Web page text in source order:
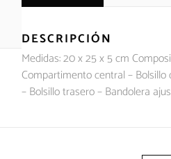
DESCRIPCIÓN
Medidas: 20 x 25 x 5 cm
Compartimento central –
– Bolsillo trasero – Bandolera